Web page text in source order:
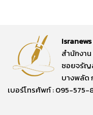
สำนักงาน
ซอยจรัญ
บางพลัด
เบอร์โทรศัพท์ : 095-575-